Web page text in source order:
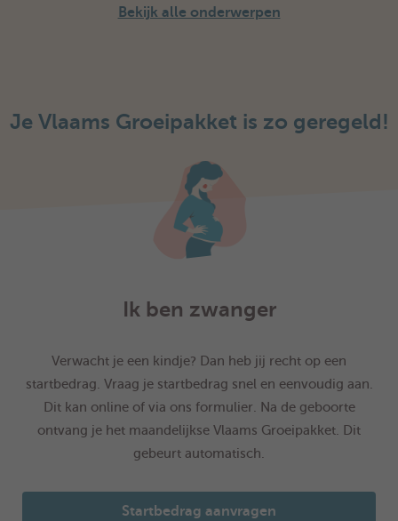
Bekijk alle onderwerpen
Je Vlaams Groeipakket is zo geregeld!
Ik ben zwanger
Verwacht je een kindje? Dan heb jij recht op een
startbedrag. Vraag je startbedrag snel en eenvoudig aan.
Dit kan online of via ons formulier. Na de geboorte
ontvang je het maandelijkse Vlaams Groeipakket. Dit
gebeurt automatisch.
Startbedrag aanvragen